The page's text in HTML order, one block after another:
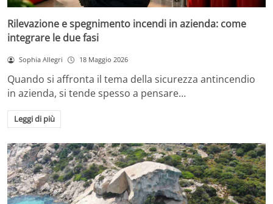
Rilevazione e spegnimento incendi in azienda: come
integrare le due fasi
Sophia Allegri 18 Maggio 2026
Quando si affronta il tema della sicurezza antincendio
in azienda, si tende spesso a pensare…
Leggi di più